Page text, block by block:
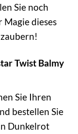
Sie noch
Magie dieses
Twist Balmy
Sie Ihren
bestellen Sie
Dunkelrot